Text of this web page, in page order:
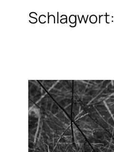
Schlagwort: